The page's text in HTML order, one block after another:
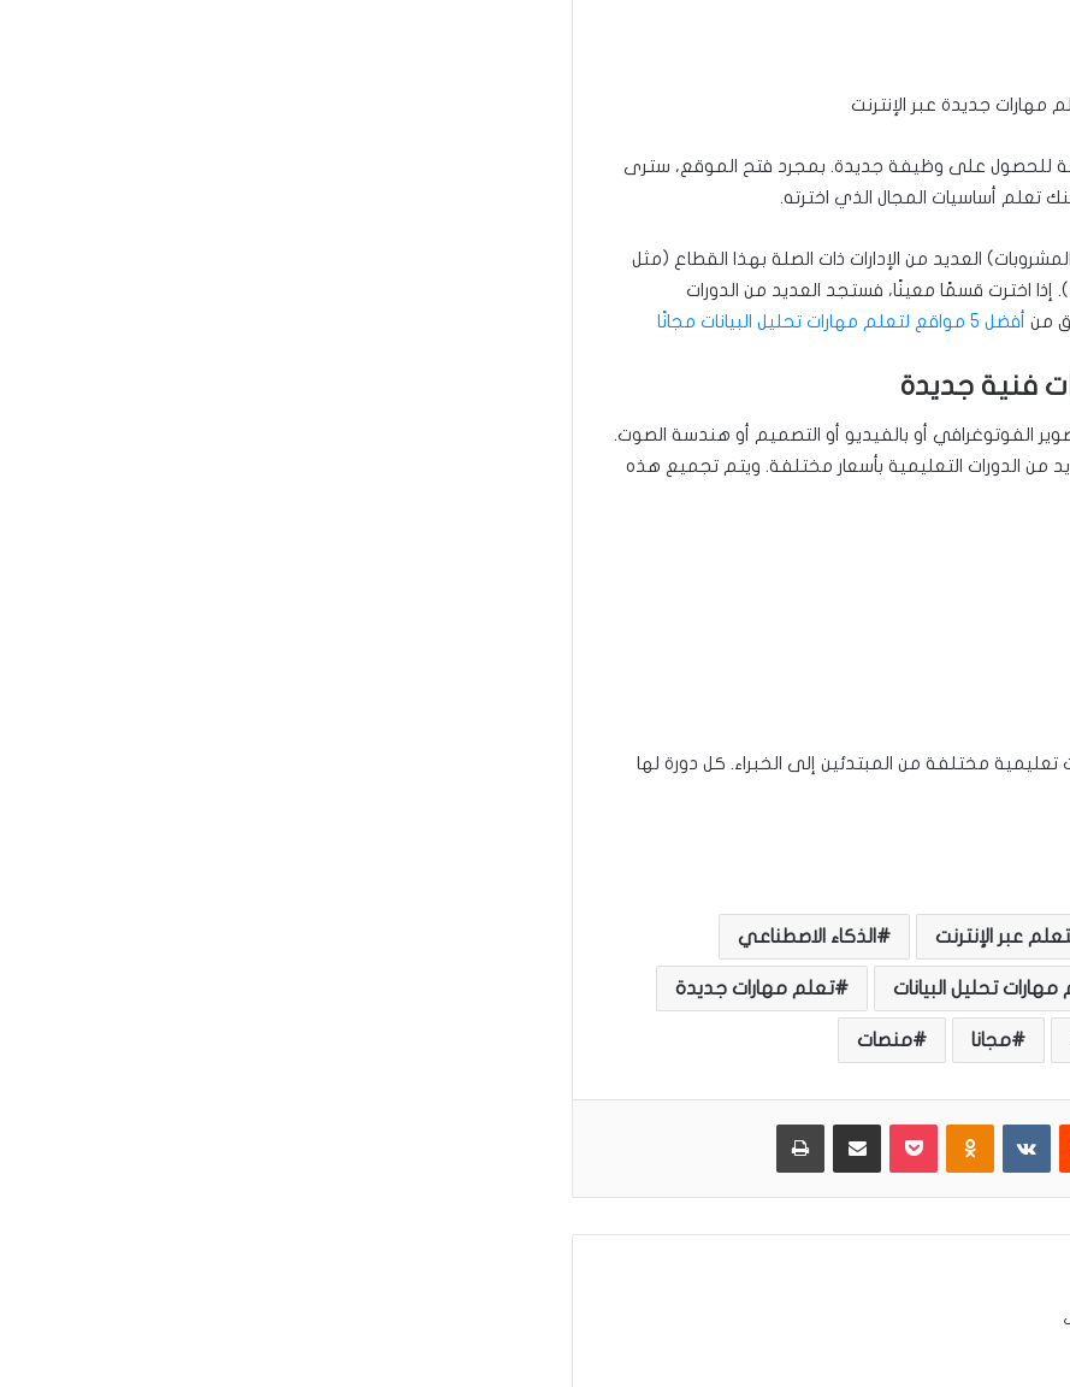
للحصول على وظيفة جديدة. بمجرد فتح الموقع، سترى
تعلم أساسيات المجال الذي اخترته.
العديد من الإدارات ذات الصلة بهذا القطاع (مثل
Food Handler، Food Manager، HASSA Food Delivery). إذا اخترت قسمًا معينًا، فستجد العديد من الدورات
من أفضل 5 مواقع لتعلم مهارات تحليل البيانات مجانًا
الفوتوغرافي أو بالفيديو أو التصميم أو هندسة الصوت.
من الدورات التعليمية بأسعار مختلفة. ويتم تجميع هذه
مختلفة من المبتدئين إلى الخبراء. كل دورة لها
عبر الإنترنت الذكاء الاصطناعي
مهارات تحليل البيانات تعلم مهارات جديدة
مجانا منصات
‏VKontakte بوكيت